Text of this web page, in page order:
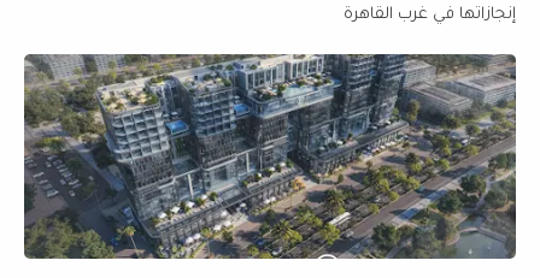
إنجازاتها في غرب القاهرة